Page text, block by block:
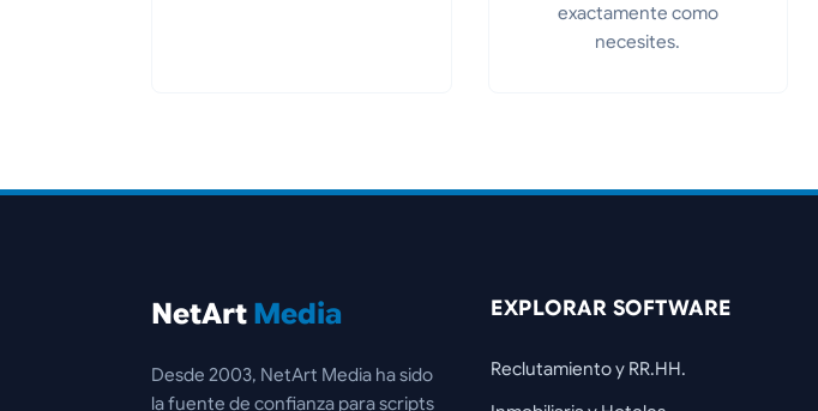
exactamente como
necesites.
NetArt Media
Desde 2003, NetArt Media ha sido
la fuente de confianza para scripts
EXPLORAR SOFTWARE
Reclutamiento y RR.HH.